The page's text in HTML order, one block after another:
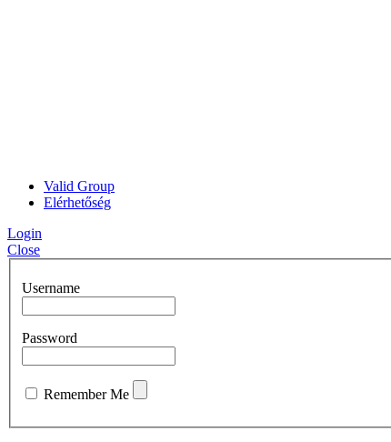
Valid Group
Elérhetőség
Login
Close
Username
Password
Remember Me